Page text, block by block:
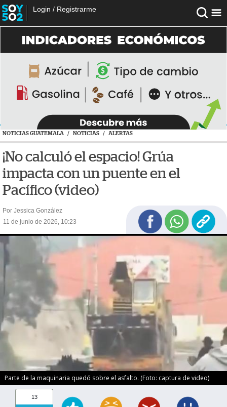
Login / Registrarme
NOTICIAS GUATEMALA / NOTICIAS / ALERTAS
¡No calculó el espacio! Grúa
impacta con un puente en el
Pacífico (video)
Por Jessica González
11 de junio de 2026, 10:23
Parte de la maquinaria quedó sobre el asfalto. (Foto: captura de video)
13